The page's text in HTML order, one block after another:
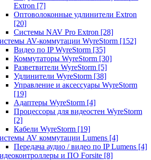
Extron [7]
Оптоволоконные удлинители Extron
[20]
Системы NAV Pro Extron [28]
AV-коммутации WyreStorm [152]
Видео по IP WyreStorm [35]
Коммутаторы WyreStorm [30]
Разветвители WyreStorm [5]
Удлинители WyreStorm [38]
Управление и аксессуары WyreStorm
[19]
Адаптеры WyreStorm [4]
Процессоры для видеостен WyreStorm
[2]
Кабели WyreStorm [19]
AV коммутации Lumens [4]
Передача аудио / видео по IP Lumens [4]
и ПО Forsite [8]